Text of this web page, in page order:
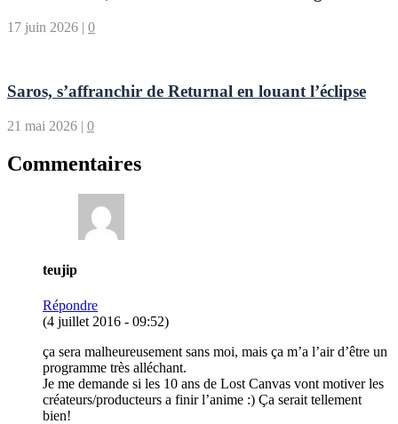
17 juin 2026 | 0
Saros, s’affranchir de Returnal en louant l’éclipse
21 mai 2026 | 0
Commentaires
teujip
Répondre
(4 juillet 2016 - 09:52)
ça sera malheureusement sans moi, mais ça m’a l’air d’être un
programme très alléchant.
Je me demande si les 10 ans de Lost Canvas vont motiver les
créateurs/producteurs a finir l’anime :) Ça serait tellement
bien!